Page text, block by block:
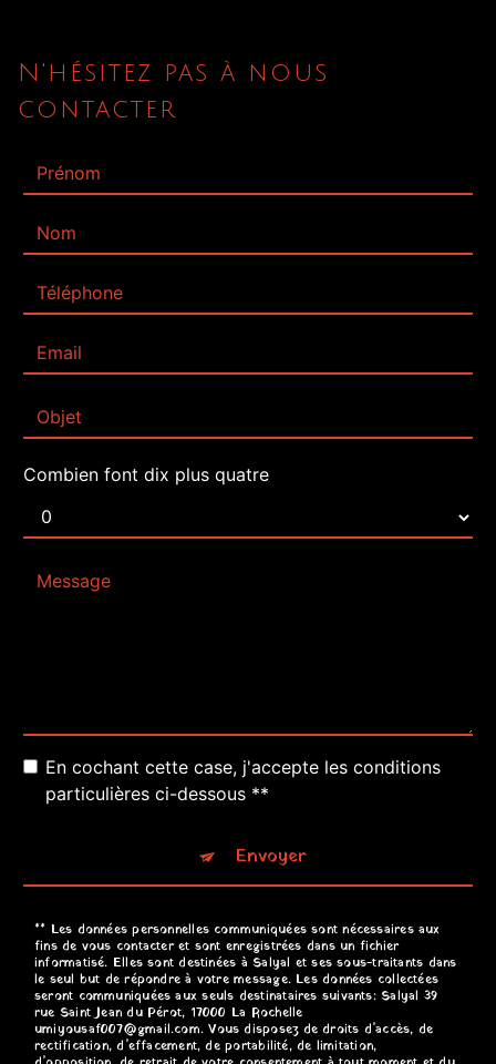
N'hésitez pas à nous
contacter
Combien font dix plus quatre
En cochant cette case, j'accepte les conditions
particulières ci-dessous **
Envoyer
** Les données personnelles communiquées sont nécessaires aux
fins de vous contacter et sont enregistrées dans un fichier
informatisé. Elles sont destinées à Salyal et ses sous-traitants dans
le seul but de répondre à votre message. Les données collectées
seront communiquées aux seuls destinataires suivants: Salyal 39
rue Saint Jean du Pérot, 17000 La Rochelle
umiyousaf007@gmail.com. Vous disposez de droits d’accès, de
rectification, d’effacement, de portabilité, de limitation,